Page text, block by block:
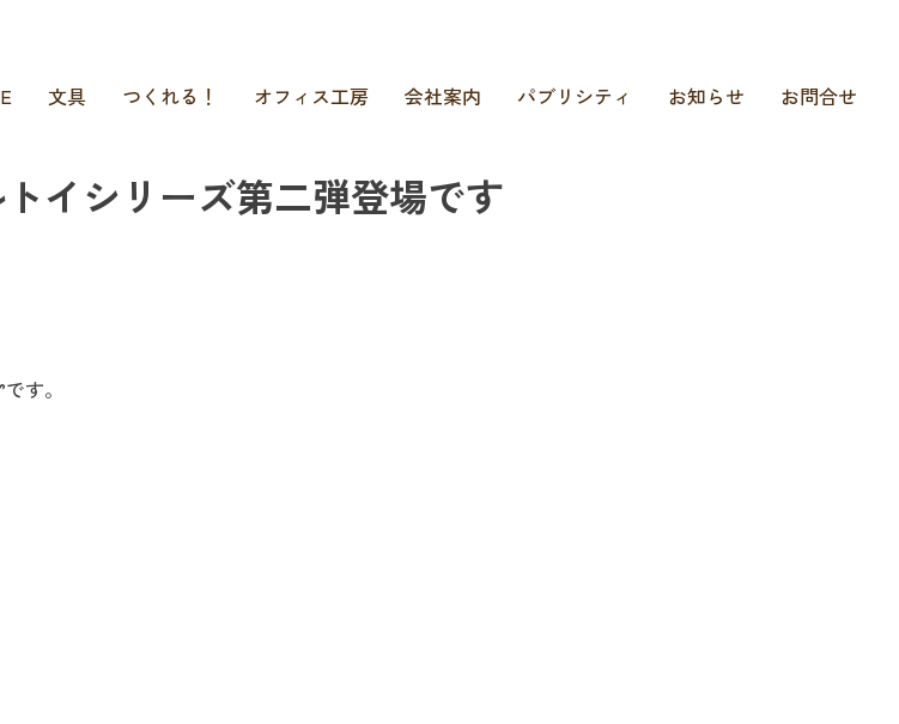
文具 つくれる！ オフィス工房 会社案内 パブリシティ お知らせ お問合せ
イシリーズ第二弾登場です
す。